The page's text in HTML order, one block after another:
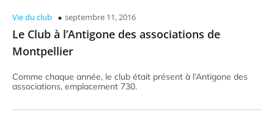
Vie du club septembre 11, 2016
Le Club à l’Antigone des associations de
Montpellier
Comme chaque année, le club était présent à l’Antigone des
associations, emplacement 730.